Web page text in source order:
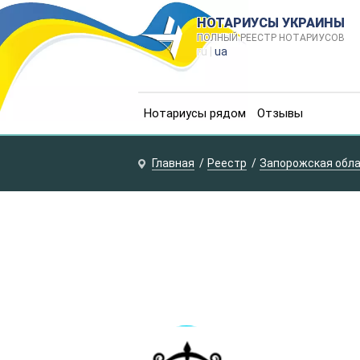
НОТАРИУСЫ УКРАИНЫ
ПОЛНЫЙ РЕЕСТР НОТАРИУСОВ
ru | ua
Нотариусы рядом Отзывы
Главная Реестр Запорожская